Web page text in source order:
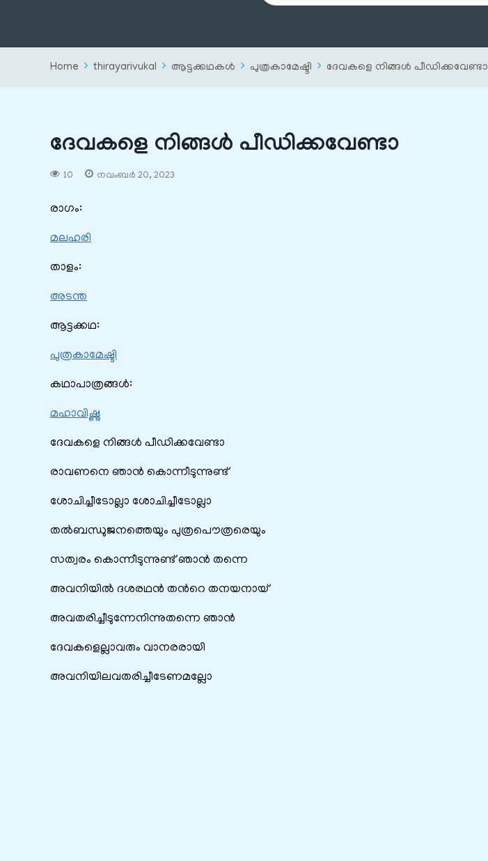
Home thirayarivukal ആട്ടക്കഥകൾ പുത്രകാമേഷ്ടി ദേവകളെ നിങ്ങൾ‍ പീഡിക്കവേണ്ടാ
ദേവകളെ നിങ്ങൾ‍ പീഡിക്കവേണ്ടാ
10 നവംബർ 20, 2023
രാഗം:
മലഹരി
താളം:
അടന്ത
ആട്ടക്കഥ:
പുത്രകാമേഷ്ടി
കഥാപാത്രങ്ങൾ:
മഹാവിഷ്ണു
ദേവകളെ നിങ്ങൾ‍ പീഡിക്കവേണ്ടാ
രാവണനെ ഞാൻ‍ കൊന്നീടുന്നുണ്ട്
ശോചിച്ചീടോല്ലാ ശോചിച്ചീടോല്ലാ
തൽബന്ധുജനത്തെയും പുത്രപൌത്രരെയും
സത്വരം കൊന്നീടുന്നുണ്ട് ഞാൻ തന്നെ
അവനിയിൽ ദശരഥൻ തന്‍റെ തനയനായ്‌
അവതരിച്ചീടുന്നേനിന്നുതന്നെ ഞാൻ
ദേവകളെല്ലാവരും വാനരരായി
അവനിയിലവതരിച്ചീടേണമല്ലോ